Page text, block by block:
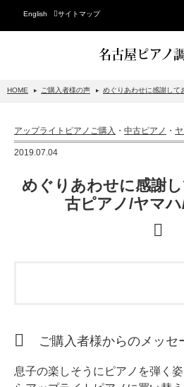
English サイトマップ
名古屋ピアノ
スタインウェイについて
アップライトピアノ
ホフマンアップライトピアノ
中古ピアノ
HOME ご購入者様の声 めぐりあわせに感謝して
アップライトピアノご購入 ・ 中古ピアノ ・
2019.07.04
めぐりあわせに感謝
古ピアノ/ヤマハ/
ご購入者様からのメッセ
息子の楽しそうにピアノを弾く